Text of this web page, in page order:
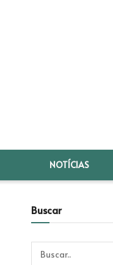
NOTÍCIAS
Buscar